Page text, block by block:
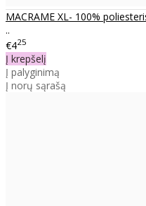
MACRAME XL- 100%
..
€425
Į krepšelį
Į palyginimą
Į norų sąrašą